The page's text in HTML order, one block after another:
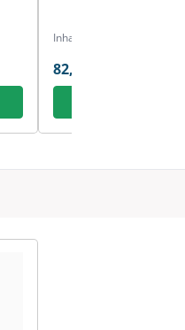
Inhalt:
82,79 €